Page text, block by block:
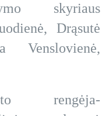
skyriaus
Drąsutė
Venslovienė,
rengėja-